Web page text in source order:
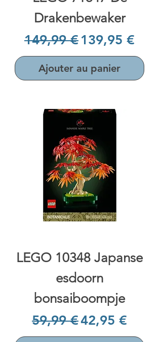
Drakenbewaker
Prix original
149,99 €Prix
139,95 €
Ajouter au panier
LEGO 10348 Japanse
esdoorn
bonsaiboompje
Prix original
59,99 €Prix
42,95 €